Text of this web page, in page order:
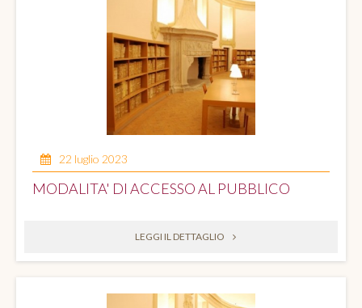
22 luglio 2023
MODALITA' DI ACCESSO AL PUBBLICO
LEGGI IL DETTAGLIO